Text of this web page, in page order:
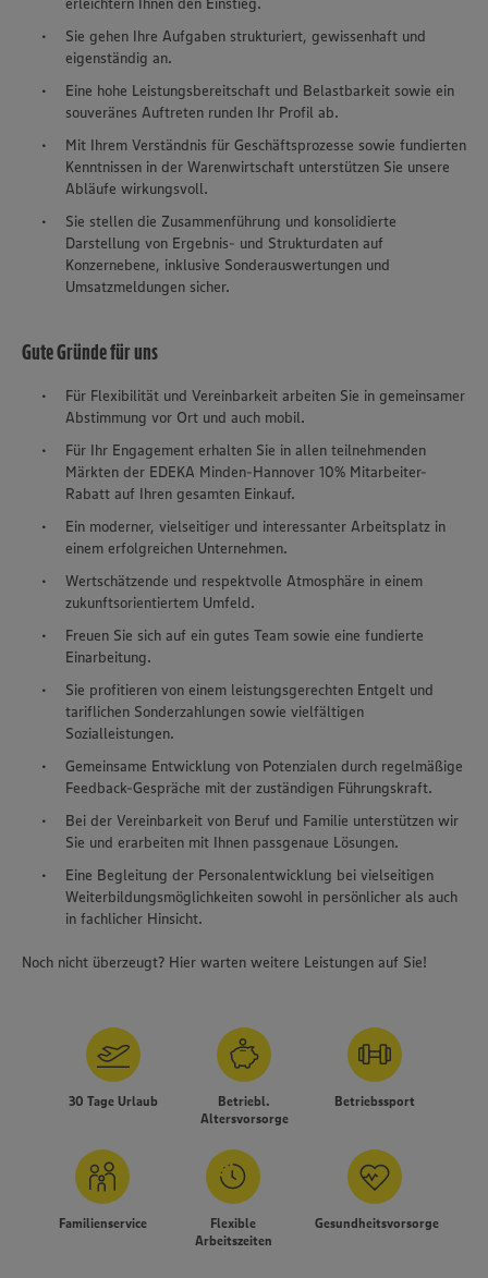
Wir setzen Cookies und andere Technologien ein, um Ihnen
ermöglichen. Wir verwenden Ihre Daten, um unsere
Website zu personalisieren und Ihnen möglichst relevante
Sie gehen Ihre Aufgaben strukturiert, gewissenhaft und
eigenständig an.
Eine hohe Leistungsbereitschaft und Belastbarkeit sowie ein
souveränes Auftreten runden Ihr Profil ab.
Mit Ihrem Verständnis für Geschäftsprozesse sowie fundierten
Kenntnissen in der Warenwirtschaft unterstützen Sie unsere
Abläufe wirkungsvoll.
Sie stellen die Zusammenführung und konsolidierte
Darstellung von Ergebnis- und Strukturdaten auf
Konzernebene, inklusive Sonderauswertungen und
Umsatzmeldungen sicher.
Gute Gründe für uns
Für Flexibilität und Vereinbarkeit arbeiten Sie in gemeinsamer
Abstimmung vor Ort und auch mobil.
Für Ihr Engagement erhalten Sie in allen teilnehmenden
Märkten der EDEKA Minden-Hannover 10% Mitarbeiter-
Rabatt auf Ihren gesamten Einkauf.
Ein moderner, vielseitiger und interessanter Arbeitsplatz in
einem erfolgreichen Unternehmen.
Wertschätzende und respektvolle Atmosphäre in einem
zukunftsorientiertem Umfeld.
Freuen Sie sich auf ein gutes Team sowie eine fundierte
Einarbeitung.
Sie profitieren von einem leistungsgerechten Entgelt und
tariflichen Sonderzahlungen sowie vielfältigen
Sozialleistungen.
Gemeinsame Entwicklung von Potenzialen durch regelmäßige
Feedback-Gespräche mit der zuständigen Führungskraft.
Bei der Vereinbarkeit von Beruf und Familie unterstützen wir
Sie und erarbeiten mit Ihnen passgenaue Lösungen.
Eine Begleitung der Personalentwicklung bei vielseitigen
Weiterbildungsmöglichkeiten sowohl in persönlicher als auch
in fachlicher Hinsicht.
Noch nicht überzeugt? Hier warten weitere Leistungen auf Sie!
30 Tage Urlaub
Betriebl.
Altersvorsorge
Betriebssport
Familienservice
Flexible
Arbeitszeiten
Gesundheitsvorsorge